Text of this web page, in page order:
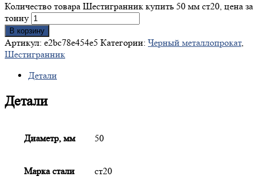
Количество товара Шестигранник купить 50 мм ст20, цена за
тонну
В корзину
Артикул: e2bc78e454e5 Категории: Черный металлопрокат,
Шестигранник
Детали
Детали
Диаметр, мм 50
Марка стали ст20